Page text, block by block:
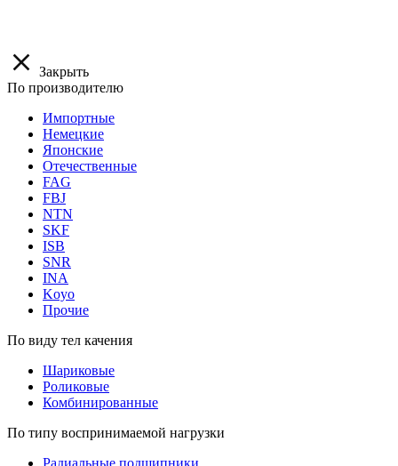
Закрыть
По производителю
Импортные
Немецкие
Японские
Отечественные
FAG
FBJ
NTN
SKF
ISB
SNR
INA
Koyo
Прочие
По виду тел качения
Шариковые
Роликовые
Комбинированные
По типу воспринимаемой нагрузки
Радиальные подшипники